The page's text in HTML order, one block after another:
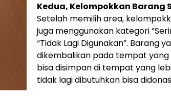
Kedua, Kelompokkan Barang
Setelah memilih area,
juga menggunakan kategori
“Tidak Lagi Digunakan”. Barang
dikembalikan pada tempat
bisa disimpan di tempat yang
tidak lagi dibutuhkan bisa